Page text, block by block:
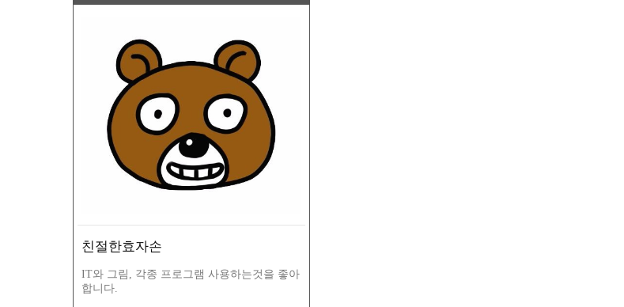
친절한효자손
IT와 그림, 각종 프로그램 사용하는것을 좋아
합니다.